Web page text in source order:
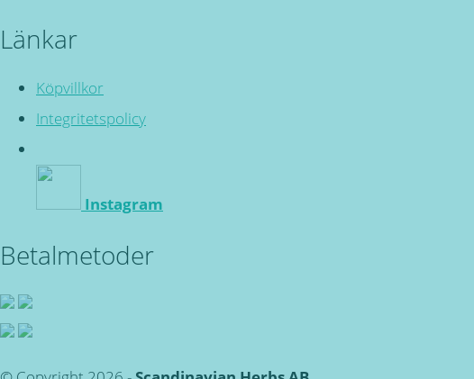
Länkar
Köpvillkor
Integritetspolicy
Instagram
Betalmetoder